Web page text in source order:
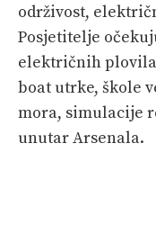
održivost,
Posjetitelje
električnih
boat utrke, škole
mora, simulacije
unutar Arsenala.